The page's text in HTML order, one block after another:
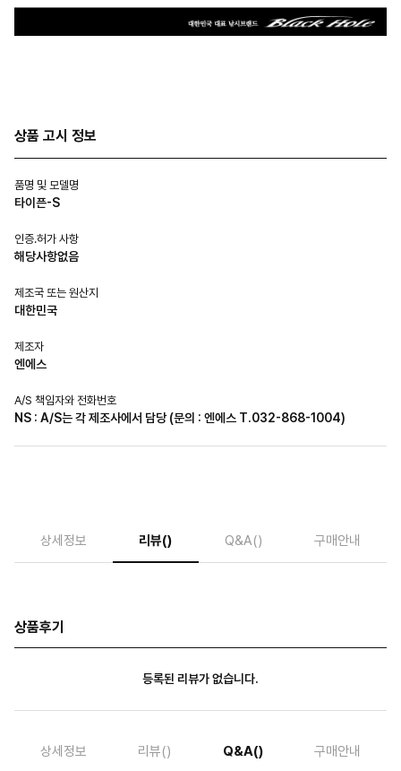
상품 고시 정보
품명 및 모델명
타이픈-S
인증.허가 사항
해당사항없음
제조국 또는 원산지
대한민국
제조자
엔에스
A/S 책임자와 전화번호
NS : A/S는 각 제조사에서 담당 (문의 : 엔에스 T.032-868-1004)
상세정보 리뷰() Q&A() 구매안내
상품후기
등록된 리뷰가 없습니다.
상세정보 리뷰() Q&A() 구매안내